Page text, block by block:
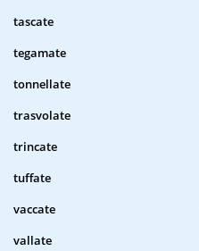
tascate
tegamate
tonnellate
trasvolate
trincate
tuffate
vaccate
vallate